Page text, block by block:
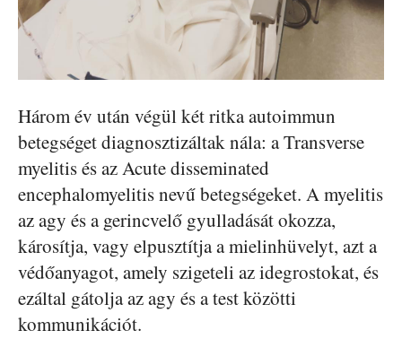
Három év után végül két ritka autoimmun
betegséget diagnosztizáltak nála: a Transverse
myelitis és az Acute disseminated
encephalomyelitis nevű betegségeket. A myelitis
az agy és a gerincvelő gyulladását okozza,
károsítja, vagy elpusztítja a mielinhüvelyt, azt a
védőanyagot, amely szigeteli az idegrostokat, és
ezáltal gátolja az agy és a test közötti
kommunikációt.